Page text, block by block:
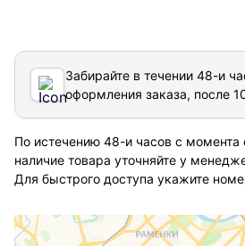
Забирайте в течении 48-и
оформления заказа, после
По истечению 48-и часов с момента
наличие товара уточняйте у
Для быстрого доступа укажите